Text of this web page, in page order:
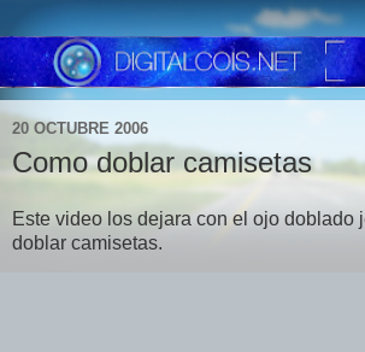
20 OCTUBRE 2006
Como doblar camisetas
Este video los dejara con el ojo doblado
doblar camisetas.